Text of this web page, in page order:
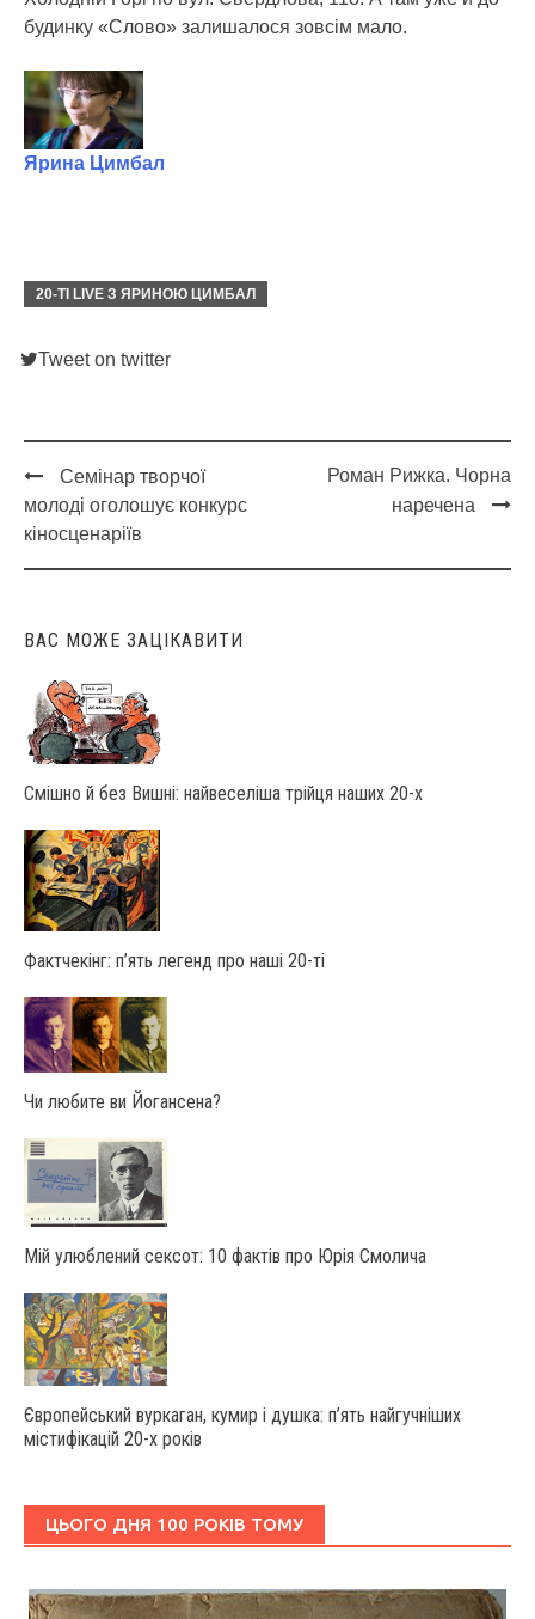
будинку «Слово» залишалося зовсім мало.
Ярина Цимбал
20-ТІ LIVE З ЯРИНОЮ ЦИМБАЛ
Tweet on twitter
Post
navigation
Семінар творчої
молоді оголошує конкурс
кіносценаріїв
Роман Рижка. Чорна
наречена
ВАС МОЖЕ ЗАЦІКАВИТИ
Смішно й без Вишні: найвеселіша трійця наших 20-х
Фактчекінг: п’ять легенд про наші 20-ті
Чи любите ви Йогансена?
Мій улюблений сексот: 10 фактів про Юрія Смолича
Європейський вуркаган, кумир і душка: п’ять найгучніших
містифікацій 20-х років
ЦЬОГО ДНЯ 100 РОКІВ ТОМУ